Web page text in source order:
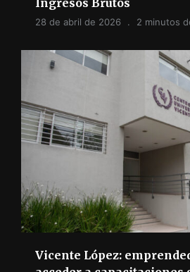
28 de abril de 2026 2 minutos
Vicente López: